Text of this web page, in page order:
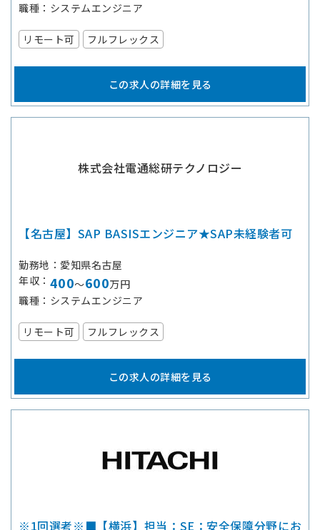
職種
システムエンジニア
リモート可 フルフレックス
この求人の詳細を見る
株式会社電通総研テクノロジー
【名古屋】SAP BASISエンジニア★SAP未経験者可
勤務地
愛知県名古屋
年収
400～600万円
職種
システムエンジニア
リモート可 フルフレックス
この求人の詳細を見る
※1回選考※■【横浜】担当：SE：安全保障分野にお